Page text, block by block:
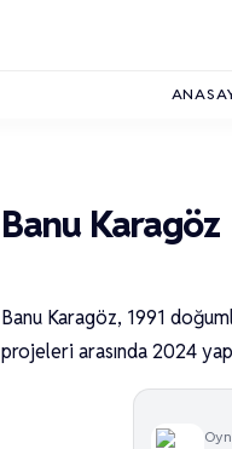
Banu Karagöz
Banu Karagöz, 1991
projeleri arasında 2024